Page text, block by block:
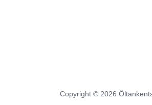
Copyright © 2026